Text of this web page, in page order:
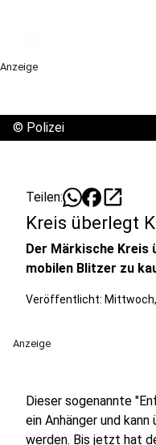
Anzeige
© Polizei
Teilen: open_in_new
Kreis überlegt
Der Märkische Kreis
mobilen Blitzer zu
Veröffentlicht:
Anzeige
Dieser sogenannte
ein Anhänger und
werden. Bis jetzt hat